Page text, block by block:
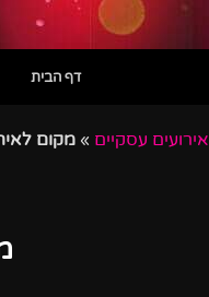
דף הבית
אירועים עסקיים » מקום